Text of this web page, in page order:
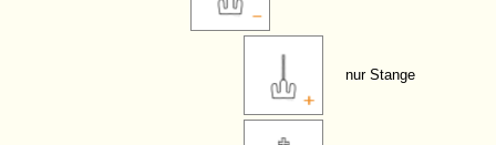
nur Stange